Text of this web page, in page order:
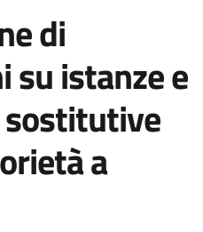
di
su istanze e
a